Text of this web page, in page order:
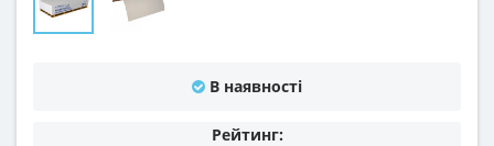
В наявності
Рейтинг: